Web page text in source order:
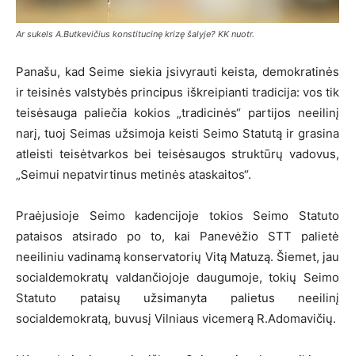
Ar sukels A.Butkevičius konstitucinę krizę šalyje? KK nuotr.
Panašu, kad Seime siekia įsivyrauti keista, demokratinės
ir teisinės valstybės principus iškreipianti tradicija: vos tik
teisėsauga paliečia kokios „tradicinės“ partijos neeilinį
narį, tuoj Seimas užsimoja keisti Seimo Statutą ir grasina
atleisti teisėtvarkos bei teisėsaugos struktūrų vadovus,
„Seimui nepatvirtinus metinės ataskaitos“.
Praėjusioje Seimo kadencijoje tokios Seimo Statuto
pataisos atsirado po to, kai Panevėžio STT palietė
neeiliniu vadinamą konservatorių Vitą Matuzą. Šiemet, jau
socialdemokratų valdančiojoje daugumoje, tokių Seimo
Statuto pataisų užsimanyta palietus neeilinį
socialdemokratą, buvusį Vilniaus vicemerą R.Adomavičių.